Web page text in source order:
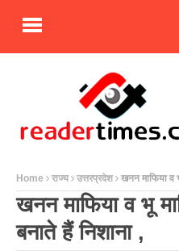
Home राज्य उत्तरप्रदेश खनन माफिया व
खनन माफिया व भू
बनाते हैं निशाना ,